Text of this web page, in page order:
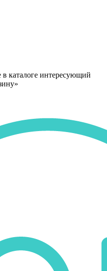
в каталоге интересующий